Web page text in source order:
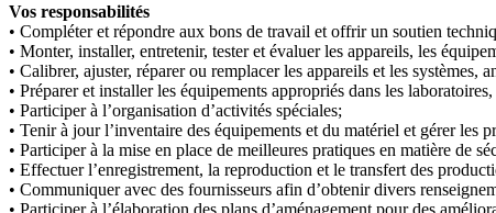
Vos responsabilités
• Compléter et répondre aux bons de travail et offrir un soutien
• Monter, installer, entretenir, tester et évaluer les appareils, les
• Calibrer, ajuster, réparer ou remplacer les appareils et les systèmes,
• Préparer et installer les équipements appropriés dans les
• Participer à l’organisation d’activités spéciales;
• Tenir à jour l’inventaire des équipements et du matériel et gérer les
• Participer à la mise en place de meilleures pratiques en matière de
• Effectuer l’enregistrement, la reproduction et le transfert des
• Communiquer avec des fournisseurs afin d’obtenir divers
• Participer à l’élaboration des plans d’aménagement pour des